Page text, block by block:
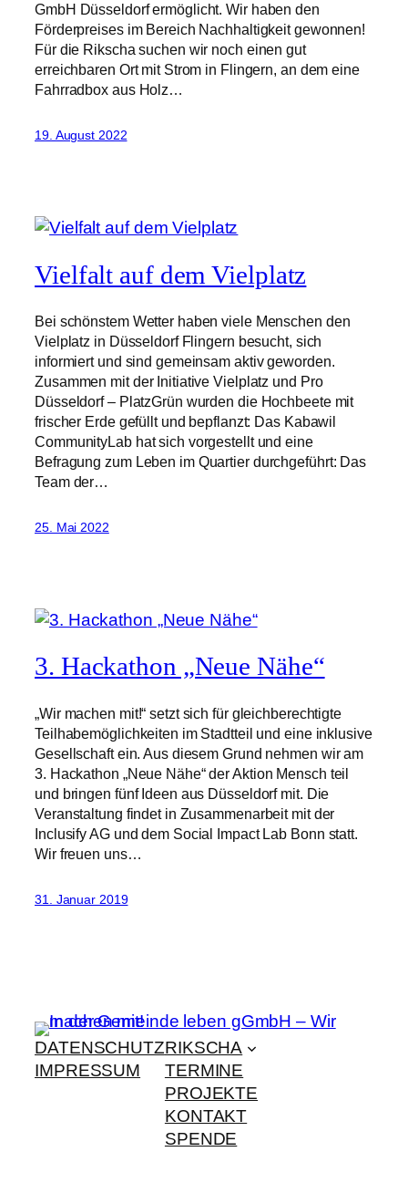
GmbH Düsseldorf ermöglicht. Wir haben den
Förderpreises im Bereich Nachhaltigkeit gewonnen!
Für die Rikscha suchen wir noch einen gut
erreichbaren Ort mit Strom in Flingern, an dem eine
Fahrradbox aus Holz…
19. August 2022
Vielfalt auf dem Vielplatz
Bei schönstem Wetter haben viele Menschen den
Vielplatz in Düsseldorf Flingern besucht, sich
informiert und sind gemeinsam aktiv geworden.
Zusammen mit der Initiative Vielplatz und Pro
Düsseldorf – PlatzGrün wurden die Hochbeete mit
frischer Erde gefüllt und bepflanzt: Das Kabawil
CommunityLab hat sich vorgestellt und eine
Befragung zum Leben im Quartier durchgeführt: Das
Team der…
25. Mai 2022
3. Hackathon „Neue Nähe“
„Wir machen mit!“ setzt sich für gleichberechtigte
Teilhabemöglichkeiten im Stadtteil und eine inklusive
Gesellschaft ein. Aus diesem Grund nehmen wir am
3. Hackathon „Neue Nähe“ der Aktion Mensch teil
und bringen fünf Ideen aus Düsseldorf mit. Die
Veranstaltung findet in Zusammenarbeit mit der
Inclusify AG und dem Social Impact Lab Bonn statt.
Wir freuen uns…
31. Januar 2019
DATENSCHUTZ
IMPRESSUM
RIKSCHA
TERMINE
PROJEKTE
KONTAKT
SPENDE